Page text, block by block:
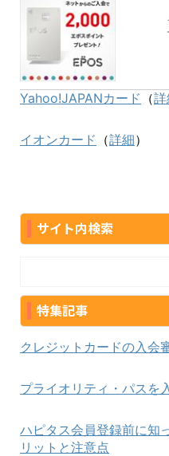
Yahoo!JAPANカード （詳
イオンカード （詳細）
サイト内検索
特集記事
クレジットカードの入会
プライオリティ・パスを
ハピタス会員登録前に知
リットと注意点